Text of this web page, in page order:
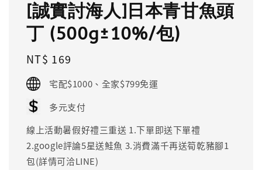
[誠實討海人]日本青甘魚頭
丁 (500g±10%/包)
Regular
price
NT$ 169
宅配$1000、全家$799免運
多元支付
線上活動暑假好禮三重送 1.下單即送下單禮
2.google評論5星送鮭魚 3.消費滿千再送筍乾豬腳1
包(詳情可洽LINE)